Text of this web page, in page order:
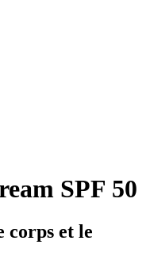
SPF 50
corps et le